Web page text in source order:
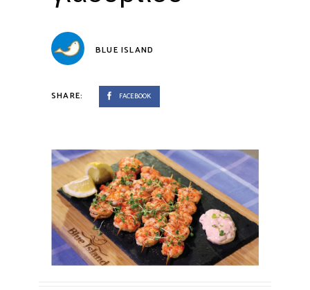
BLUE ISLAND
SHARE: FACEBOOK